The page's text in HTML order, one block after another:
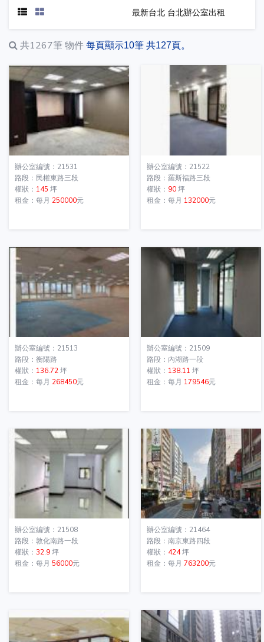
最新台北 台北辦公室出租
共1267筆 物件 每頁顯示10筆 共127頁。
辦公室編號：21531
路段：民權東路三段
權狀： 145 坪
租金：每月 250000元
辦公室編號：21522
路段：羅斯福路三段
權狀： 90坪
租金：每月 132000元
辦公室編號：21513
路段：衡陽路
權狀： 136.72坪
租金：每月 268450元
辦公室編號：21509
路段：內湖路一段
權狀： 138.11 坪
租金：每月 179546元
辦公室編號：21508
路段：敦化南路一段
權狀： 32.9坪
租金：每月 56000元
辦公室編號：21464
路段：南京東路四段
權狀： 424坪
租金：每月 763200元